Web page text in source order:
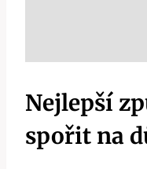
Nejlepší
spořit na